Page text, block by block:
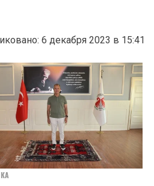
6 декабря 2023 в 15:41